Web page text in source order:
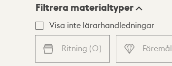
Lista Karta
Filtrera materialtyper
Visa inte lärarhandledningar
Ritning (0) Föremål